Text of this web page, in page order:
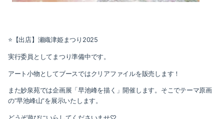
⭐️【出店】瀬織津姫まつり2025
実行委員としてまつり準備中です。
アート小物としてブースではクリアファイルを販売します！
また妙泉苑では企画展「早池峰を描く」開催します。そこでテーマ原画
の”早池峰山”を展示いたします。